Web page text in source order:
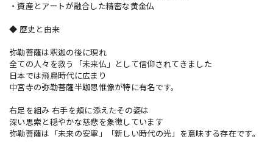
・資産とアートが融合した精密な黄金仏
◆ 歴史と由来
弥勒菩薩は釈迦の後に現れ
全ての人々を救う「未来仏」として信仰されてきました
日本では飛鳥時代に広まり
中宮寺の弥勒菩薩半跏思惟像が特に有名です。
右足を組み 右手を頬に添えたその姿は
深い思索と穏やかな慈悲を象徴しています
弥勒菩薩は「未来の安寧」「新しい時代の光」を意味する存在です。